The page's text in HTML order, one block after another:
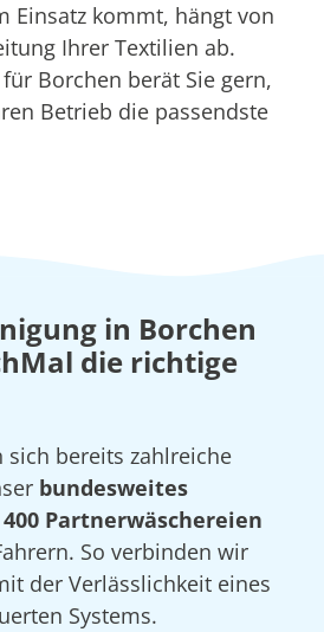
Einsatz kommt, hängt von
Ihrer Textilien ab.
Borchen berät Sie gern,
Betrieb die passendste
in Borchen
die richtige
sich bereits zahlreiche
bundesweites
Partnerwäschereien
So verbinden wir
der Verlässlichkeit eines
Systems.